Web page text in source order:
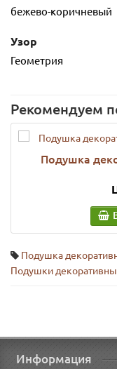
бежево-коричневый
Узор
Геометрия
Рекомендуем
Подушка
Подушка
Подушки
Информация